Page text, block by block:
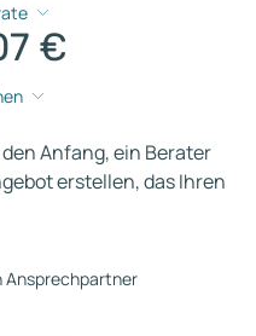
€
Anfang, ein Berater
erstellen, das Ihren
Ansprechpartner